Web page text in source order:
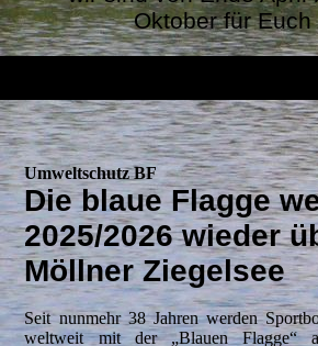
Oktober für
Umweltschutz BF
Die blaue Flagge
2025/2026 wieder
Möllner Ziegelsee
Seit nunmehr 38 Jahren werden
weltweit mit der „Blauen Flagge“